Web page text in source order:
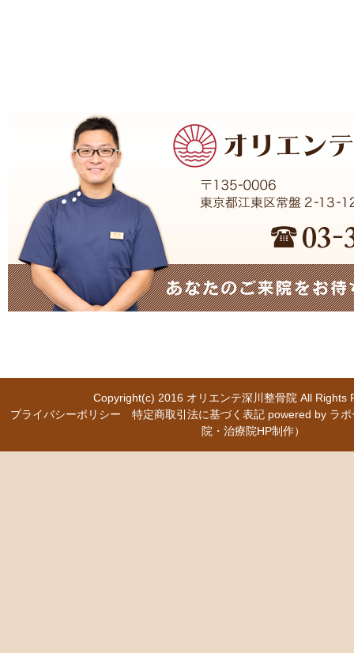
Copyright(c) 2016 オリエンテ深川整骨院 All
プライバシーポリシー
特定商取引法に基づく表記 powered by ラ
院・治療院HP制作）